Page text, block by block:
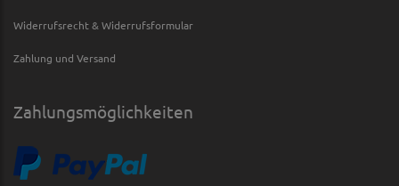
Widerrufsrecht & Widerrufsformular
Zahlung und Versand
Zahlungsmöglichkeiten